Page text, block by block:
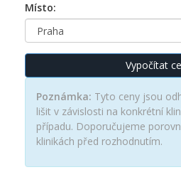
Místo:
Vypočítat
Poznámka: Tyto ceny jsou
lišit v závislosti na konkrétní
případu. Doporučujeme
klinikách před rozhodnutím.